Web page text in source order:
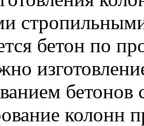
бетон по
колонн